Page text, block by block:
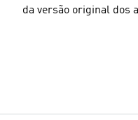
da versão original dos